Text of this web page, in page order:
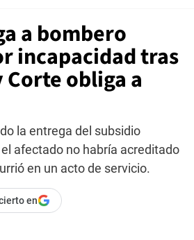
a bombero
incapacidad tras
obliga a
la entrega del subsidio
afectado no habría acreditado
en un acto de servicio.
en